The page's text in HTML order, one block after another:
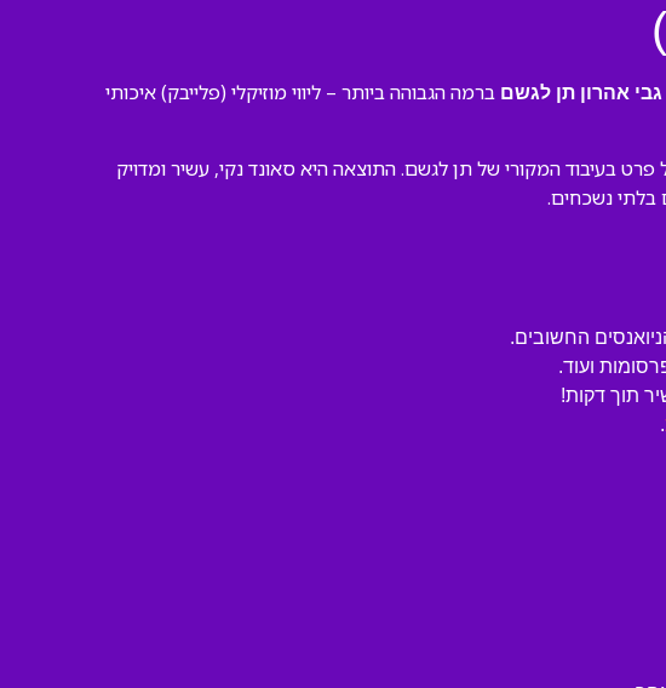
גבי אהרון תן לגשם ברמה הגבוהה ביותר – ליווי מוזיקלי (פלייבק) איכותי
בעיבוד המקורי של תן לגשם. התוצאה היא סאונד נקי, עשיר ומדויק
בלתי נשכחים.
החשובים.
ועוד.
.